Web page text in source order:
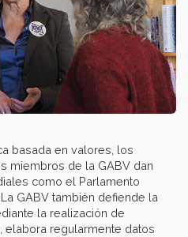
basada en valores, los
miembros de la GABV dan
como el Parlamento
GABV también defiende la
la realización de
elabora regularmente datos